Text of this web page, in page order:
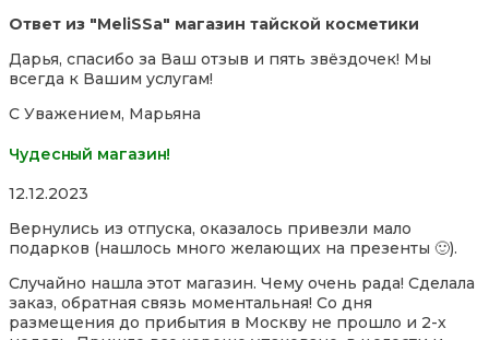
Ответ из "MeliSSa" магазин тайской косметики
Дарья, спасибо за Ваш отзыв и пять звёздочек! Мы
всегда к Вашим услугам!
С Уважением, Марьяна
Чудесный магазин!
Rated
out
of
12.12.2023
Вернулись из отпуска, оказалось привезли мало
подарков (нашлось много желающих на презенты 🙂).
Случайно нашла этот магазин. Чему очень рада! Сделала
заказ, обратная связь моментальная! Со дня
размещения до прибытия в Москву не прошло и 2-х